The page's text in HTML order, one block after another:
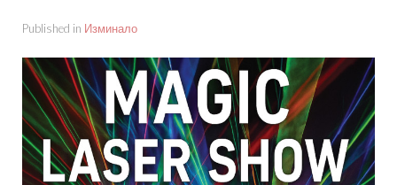
Published in Изминало